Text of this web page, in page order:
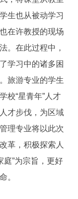
生也从被动学习
在许教授的现场
。在此过程中，
学习中的诸多困
旅游专业的学生
校“星青年”人才
才步伐，为区域
理专业将以此次
革，积极探索人
庭”为宗旨，更好
。